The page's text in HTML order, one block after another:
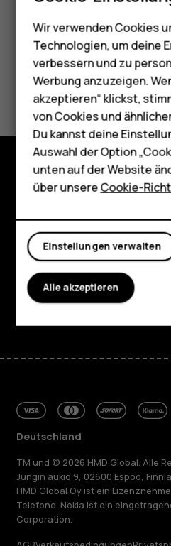
Feature
Telefone für
Zubehör
HMD Terra M
Für
Tablets
Shop
Mein Konto
Did you find this
Ja Nein
Shop
Über
Planet and people
Support
FacebookInstagram
TiktokYoutube
Deutschland
TM und © 2026 HMD Global. Alle
Jungin aukio 9, 02600 Espoo,
HMD Global Oy ist ein
Telefone. Nokia ist ein
Corporation.
Wir verwenden Cookies
Technologien, um deine
verbessern und zu
Werbung anzuzeigen.
akzeptieren“ klickst,
von Cookies und
Du kannst deine
Auswahl der Option
unten auf der Website
über unsereCookie-
Einstellungen verwalten
Alle akzeptieren